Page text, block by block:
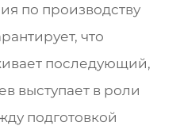
по производству
что
последующий,
выступает в роли
подготовкой